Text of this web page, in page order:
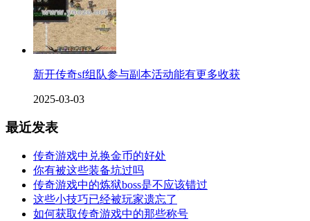
新开传奇sf组队参与副本活动能有更多收获
2025-03-03
最近发表
传奇游戏中兑换金币的好处
你有被这些装备坑过吗
传奇游戏中的炼狱boss是不应该错过
这些小技巧已经被玩家遗忘了
如何获取传奇游戏中的那些称号